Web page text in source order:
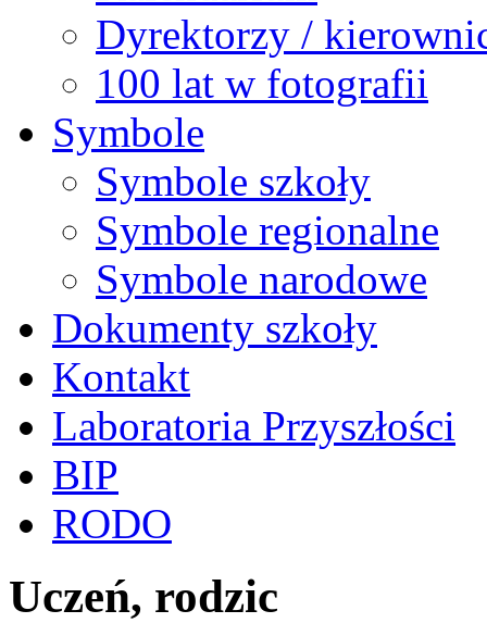
Dyrektorzy /
100 lat w fotografii
Symbole
Symbole szkoły
Symbole regionalne
Symbole narodowe
Dokumenty szkoły
Kontakt
Laboratoria Przyszłości
BIP
RODO
Uczeń, rodzic